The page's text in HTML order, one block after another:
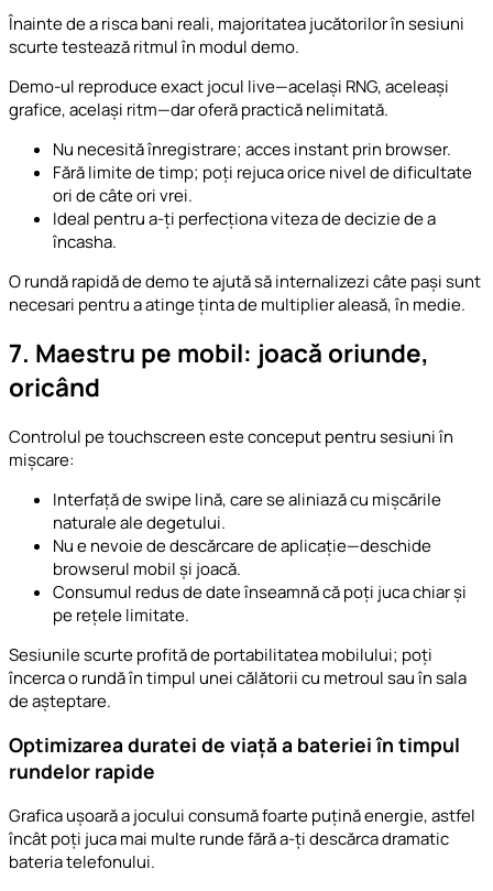
Înainte de a risca bani reali, majoritatea jucătorilor în sesiuni
scurte testează ritmul în modul demo.
Demo-ul reproduce exact jocul live—același RNG, aceleași
grafice, același ritm—dar oferă practică nelimitată.
Nu necesită înregistrare; acces instant prin browser.
Fără limite de timp; poți rejuca orice nivel de dificultate
ori de câte ori vrei.
Ideal pentru a-ți perfecționa viteza de decizie de a
încasha.
O rundă rapidă de demo te ajută să internalizezi câte pași sunt
necesari pentru a atinge ținta de multiplier aleasă, în medie.
7. Maestru pe mobil: joacă oriunde,
oricând
Controlul pe touchscreen este conceput pentru sesiuni în
mișcare:
Interfață de swipe lină, care se aliniază cu mișcările
naturale ale degetului.
Nu e nevoie de descărcare de aplicație—deschide
browserul mobil și joacă.
Consumul redus de date înseamnă că poți juca chiar și
pe rețele limitate.
Sesiunile scurte profită de portabilitatea mobilului; poți
încerca o rundă în timpul unei călătorii cu metroul sau în sala
de așteptare.
Optimizarea duratei de viață a bateriei în timpul
rundelor rapide
Grafica ușoară a jocului consumă foarte puțină energie, astfel
încât poți juca mai multe runde fără a-ți descărca dramatic
bateria telefonului.